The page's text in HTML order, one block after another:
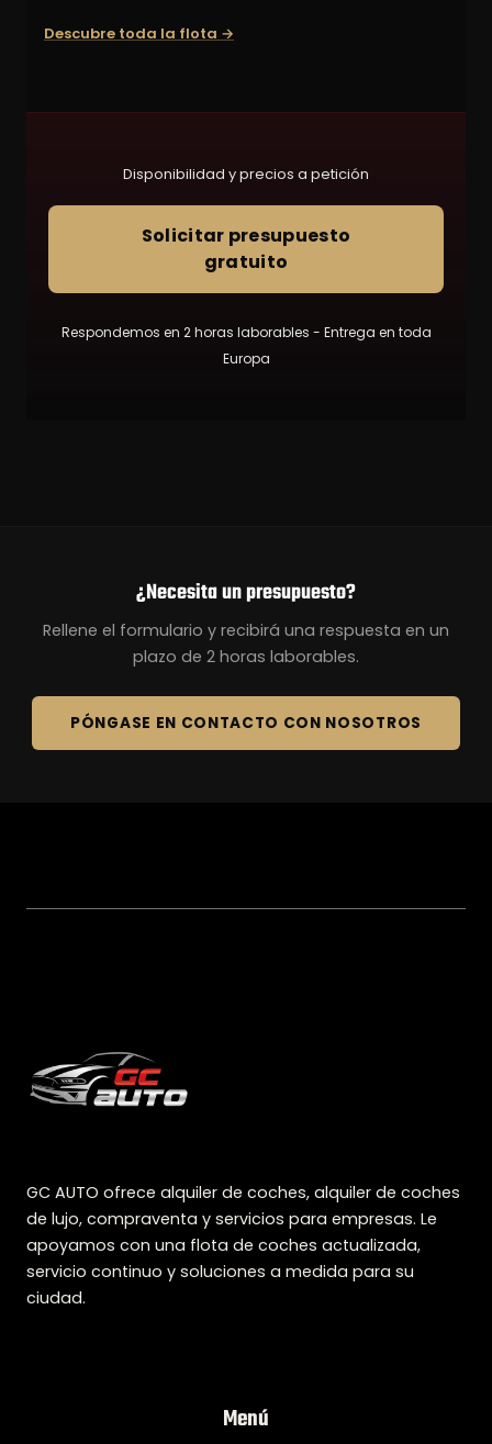
Descubre toda la flota →
Disponibilidad y precios a petición
Solicitar presupuesto
gratuito
Respondemos en 2 horas laborables - Entrega en toda
Europa
¿Necesita un presupuesto?
Rellene el formulario y recibirá una respuesta en un
plazo de 2 horas laborables.
PÓNGASE EN CONTACTO CON NOSOTROS
GC AUTO ofrece alquiler de coches, alquiler de coches
de lujo, compraventa y servicios para empresas. Le
apoyamos con una flota de coches actualizada,
servicio continuo y soluciones a medida para su
ciudad.
Menú